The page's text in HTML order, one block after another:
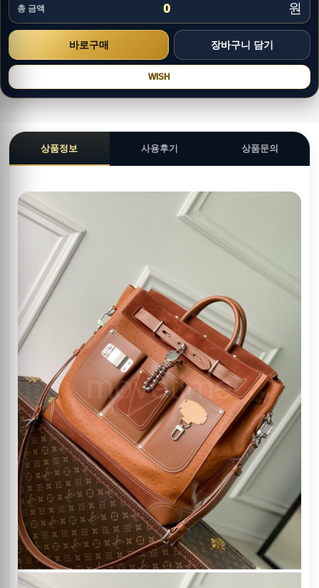
총 금액 0 원
WISH
상품정보 사용후기 상품문의